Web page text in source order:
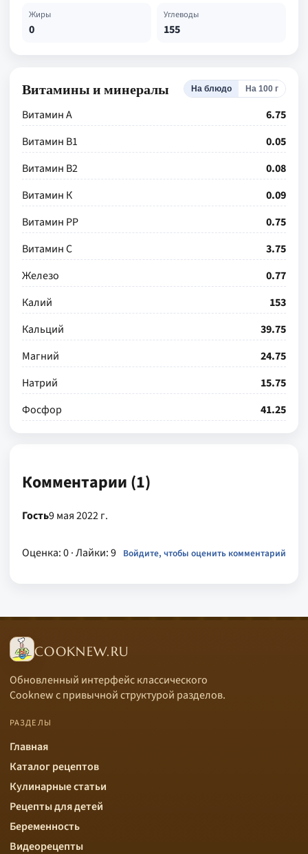
Жиры
0
Углеводы
155
Витамины и минералы На блюдо На 100 г
Витамин А
6.75
Витамин В1
0.05
Витамин В2
0.08
Витамин К
0.09
Витамин РР
0.75
Витамин С
3.75
Железо
0.77
Калий
153
Кальций
39.75
Магний
24.75
Натрий
15.75
Фосфор
41.25
Комментарии (1)
Гость9 мая 2022 г.
Оценка: 0· Лайки: 9 Войдите, чтобы оценить комментарий
COOKNEW.RU
Обновленный интерфейс классического
Cooknew с привычной структурой разделов.
РАЗДЕЛЫ
Главная
Каталог рецептов
Кулинарные статьи
Рецепты для детей
Беременность
Видеорецепты